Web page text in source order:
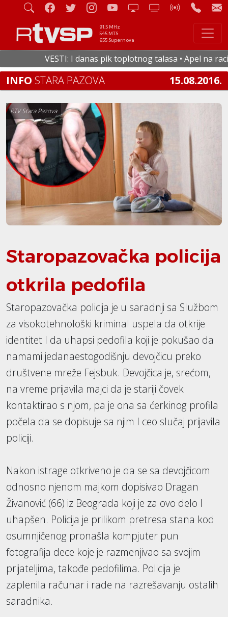
91.5 MHz
545 MTS
655 Supernova
VESTI: I danas pik toplotnog talasa • Apel na
INFO STARA PAZOVA 15.08.2016.
RTV Stara Pazova
Staropazovačka policija
otkrila pedofila
Staropazovačka policija je u saradnji sa Službom
za visokotehnološki kriminal uspela da otkrije
identitet I da uhapsi pedofila koji je pokušao da
namami jedanaestogodišnju devojčicu preko
društvene mreže Fejsbuk. Devojčica je, srećom,
na vreme prijavila majci da je stariji čovek
kontaktirao s njom, pa je ona sa ćerkinog profila
počela da se dopisuje sa njim I ceo slučaj prijavila
policiji.
Nakon istrage otkriveno je da se sa devojčicom
odnosno njenom majkom dopisivao Dragan
Živanović (66) iz Beograda koji je za ovo delo I
uhapšen. Policija je prilikom pretresa stana kod
osumnjičenog pronašla kompjuter pun
fotografija dece koje je razmenjivao sa svojim
prijateljima, takođe pedofilima. Policija je
zaplenila računar i rade na razrešavanju ostalih
saradnika.